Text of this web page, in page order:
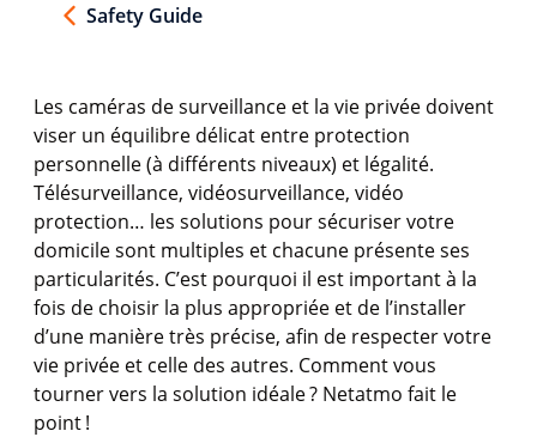
Safety Guide
Les caméras de surveillance et la vie privée doivent
viser un équilibre délicat entre protection
personnelle(à différents niveaux) et légalité.
Télésurveillance, vidéosurveillance, vidéo
protection… les solutions poursécuriservotre
domicilesont multiples et chacune présenteses
particularités. C’est pourquoi il est important à la
fois de choisir la plus appropriée et de l’installer
d’une manière très précise, afin de respectervotre
vie privée et celle des autres. Commentvous
tournervers la solution idéale? Netatmo fait le
point !